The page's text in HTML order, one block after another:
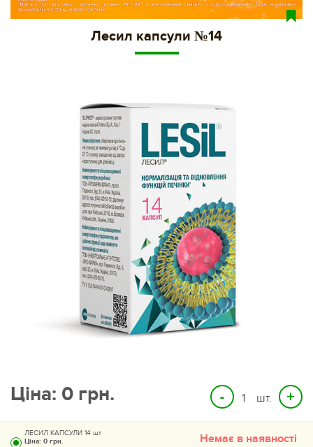
Лесил капсули №14
Ціна: 0 грн. шт.
ЛЕСИЛ КАПСУЛИ 14 шт
Ціна: 0 грн. Немає в наявності